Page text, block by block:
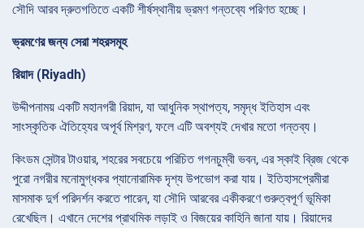
সৌদি আরব দ্রুতগতিতে একটি শীর্ষস্থানীয় ভ্রমণ গন্তব্যে পরিণত হচ্ছে।
ভ্রমণের জন্য সেরা শহরসমূহ
রিয়াদ (Riyadh)
উদ্দীপনাময় একটি মহানগরী রিয়াদ, যা আধুনিক স্থাপত্য, সমৃদ্ধ ইতিহাস এবং
সাংস্কৃতিক ঐতিহ্যের অপূর্ব মিশ্রণ, ফলে এটি অবশ্যই দেখার মতো গন্তব্য।
কিংডম সেন্টার টাওয়ার, শহরের সবচেয়ে পরিচিত গগনচুম্বী ভবন, এর স্কাই ব্রিজ থেকে
পুরো নগরীর মনোমুগ্ধকর প্যানোরামিক দৃশ্য উপভোগ করা যায়। ইতিহাসপ্রেমীরা
মাসমাক দুর্গ পরিদর্শন করতে পারেন, যা সৌদি আরবের একীকরণে গুরুত্বপূর্ণ ভূমিকা
রেখেছিল। এখানে দেশের প্রাথমিক লড়াই ও বিজয়ের কাহিনি জানা যায়। রিয়াদের